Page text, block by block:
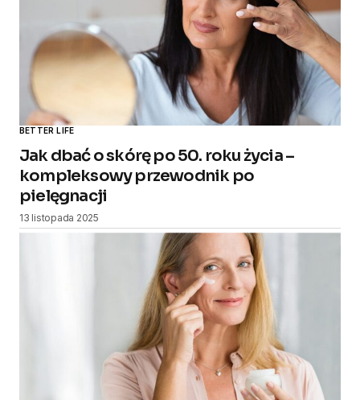
BETTER LIFE
Jak dbać o skórę po 50. roku życia –
kompleksowy przewodnik po
pielęgnacji
13 listopada 2025